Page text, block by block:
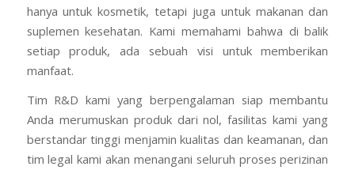
hanya untuk kosmetik, tetapi juga untuk makanan dan
suplemen kesehatan. Kami memahami bahwa di balik
setiap produk, ada sebuah visi untuk memberikan
manfaat.
Tim R&D kami yang berpengalaman siap membantu
Anda merumuskan produk dari nol, fasilitas kami yang
berstandar tinggi menjamin kualitas dan keamanan, dan
tim legal kami akan menangani seluruh proses perizinan